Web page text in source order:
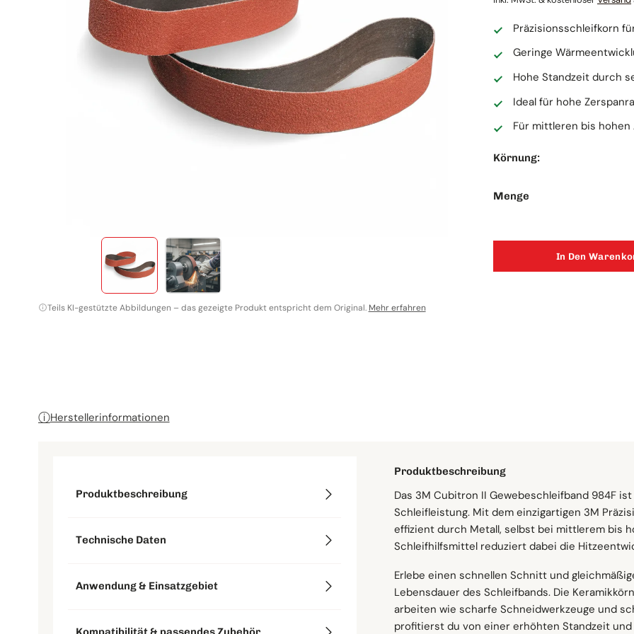
Schleifrollen
Klettscheiben
TAF Abrasivi
Teils KI-gestützte Abbildungen – das gezeigte Produkt entspricht dem Original. Mehr erfahren
Präzisionsschleifkorn
Geringe
Hohe Standzeit durch
Ideal für hohe
Für mittleren bis
Körnung:
Menge
In Den
ⓘHerstellerinformationen
Produktbeschreibung
Technische Daten
Anwendung & Einsatzgebiet
Produktbeschreibung
Das 3M Cubitron II Gewebeschleifband 984F
Schleifleistung. Mit dem einzigartigen 3M
effizient durch Metall, selbst bei mittlerem bis
Schleifhilfsmittel reduziert dabei die
Erlebe einen schnellen Schnitt und
Lebensdauer des Schleifbands. Die
arbeiten wie scharfe Schneidwerkzeuge und
profitierst du von einer erhöhten Standzeit
Abmessungen
Breite: 75 mm
Korn & Material
Körnung: 36–120
Ideal für anspruchsvolle Schleifarbeiten
Mit diesem 3M Gewebeschleifband reinigst
perfekt für Beschichtungsentfernung,
Planbearbeitung und Hochdruckschleifen.
Vielseitig einsetzbar auf verschiedensten
Du kannst das Band auf einer breiten Palette
Optimal für deine Schleifmaschinen
Dieses 3M Cubitron II Gewebeschleifband ist
darunter Bandschleifer, Breitbandschleifer,
Schleifböcke und Maschinen zur
Schneller Versand ab eigenem Lager
Lieferzeit
3M
18,90 €
Inkl.